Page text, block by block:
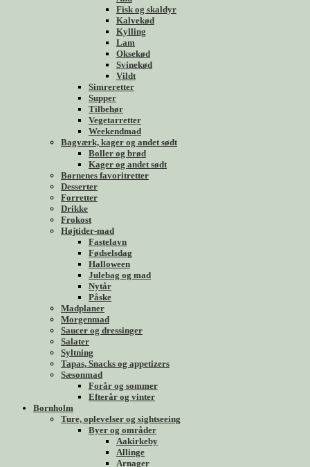
Fisk og skaldyr
Kalvekød
Kylling
Lam
Oksekød
Svinekød
Vildt
Simreretter
Supper
Tilbehør
Vegetarretter
Weekendmad
Bagværk, kager og andet sødt
Boller og brød
Kager og andet sødt
Børnenes favoritretter
Desserter
Forretter
Drikke
Frokost
Højtider-mad
Fastelavn
Fødselsdag
Halloween
Julebag og mad
Nytår
Påske
Madplaner
Morgenmad
Saucer og dressinger
Salater
Syltning
Tapas, Snacks og appetizers
Sæsonmad
Forår og sommer
Efterår og vinter
Bornholm
Ture, oplevelser og sightseeing
Byer og områder
Aakirkeby
Allinge
Arnager